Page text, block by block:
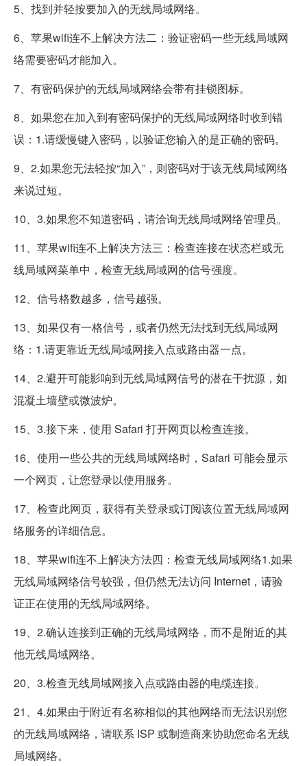
5、找到并轻按要加入的无线局域网络。
6、苹果wifi连不上解决方法二：验证密码一些无线局域网
络需要密码才能加入。
7、有密码保护的无线局域网络会带有挂锁图标。
8、如果您在加入到有密码保护的无线局域网络时收到错
误：1.请缓慢键入密码，以验证您输入的是正确的密码。
9、2.如果您无法轻按“加入”，则密码对于该无线局域网络
来说过短。
10、3.如果您不知道密码，请洽询无线局域网络管理员。
11、苹果wifi连不上解决方法三：检查连接在状态栏或无
线局域网菜单中，检查无线局域网的信号强度。
12、信号格数越多，信号越强。
13、如果仅有一格信号，或者仍然无法找到无线局域网
络：1.请更靠近无线局域网接入点或路由器一点。
14、2.避开可能影响到无线局域网信号的潜在干扰源，如
混凝土墙壁或微波炉。
15、3.接下来，使用 Safari 打开网页以检查连接。
16、使用一些公共的无线局域网络时，Safari 可能会显示
一个网页，让您登录以使用服务。
17、检查此网页，获得有关登录或订阅该位置无线局域网
络服务的详细信息。
18、苹果wifi连不上解决方法四：检查无线局域网络1.如果
无线局域网络信号较强，但仍然无法访问 Internet，请验
证正在使用的无线局域网络。
19、2.确认连接到正确的无线局域网络，而不是附近的其
他无线局域网络。
20、3.检查无线局域网接入点或路由器的电缆连接。
21、4.如果由于附近有名称相似的其他网络而无法识别您
的无线局域网络，请联系 ISP 或制造商来协助您命名无线
局域网络。